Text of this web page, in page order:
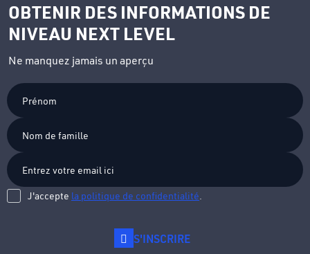
OBTENIR DES INFORMATIONS DE
NIVEAU NEXT LEVEL
Ne manquez jamais un aperçu
Prénom
Nom
famille
J'accepte la politique de confidentialité
S'INSCRIRE